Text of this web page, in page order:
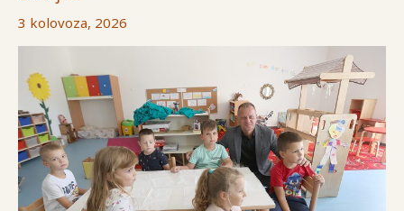
3 kolovoza, 2026